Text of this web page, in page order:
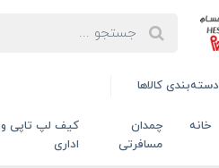
دسته‌بندی کالاها
خانه
چمدان
مسافرتی
کیف لپ تاپی و
اداری